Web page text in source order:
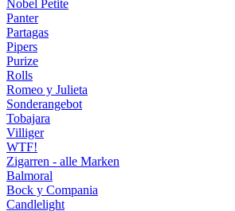
Nobel Petite
Panter
Partagas
Pipers
Purize
Rolls
Romeo y Julieta
Sonderangebot
Tobajara
Villiger
WTF!
Zigarren - alle Marken
Balmoral
Bock y Compania
Candlelight